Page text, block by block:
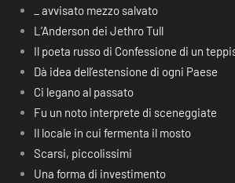
_ avvisato mezzo salvato
L’Anderson dei Jethro Tull
Il poeta russo di Confessione di un
Dà idea dell’estensione di ogni Paese
Ci legano al passato
Fu un noto interprete di sceneggiate
Il locale in cui fermenta il mosto
Scarsi, piccolissimi
Una forma di investimento